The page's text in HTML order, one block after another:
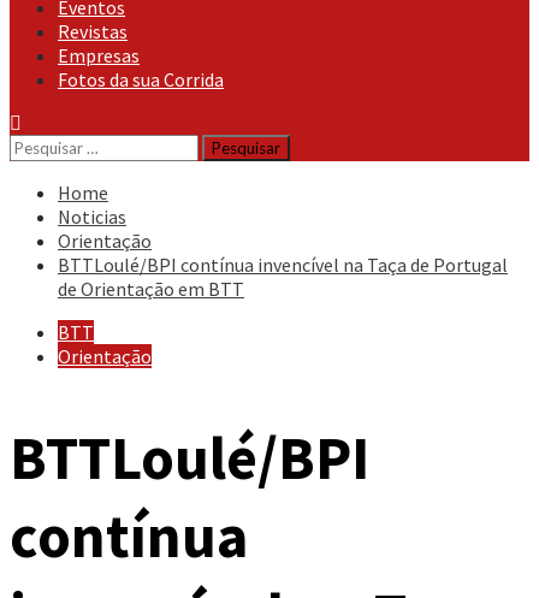
Eventos
Revistas
Empresas
Fotos da sua Corrida
Pesquisar
por:
Home
Noticias
Orientação
BTTLoulé/BPI contínua invencível na Taça de Portugal
de Orientação em BTT
BTT
Orientação
BTTLoulé/BPI
contínua